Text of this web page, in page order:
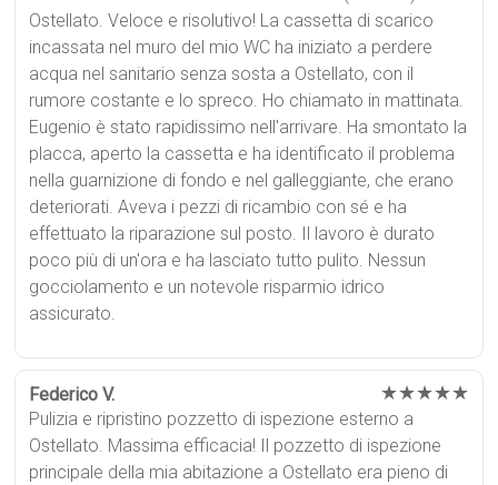
Ostellato. Veloce e risolutivo! La cassetta di scarico
incassata nel muro del mio WC ha iniziato a perdere
acqua nel sanitario senza sosta a Ostellato, con il
rumore costante e lo spreco. Ho chiamato in mattinata.
Eugenio è stato rapidissimo nell'arrivare. Ha smontato la
placca, aperto la cassetta e ha identificato il problema
nella guarnizione di fondo e nel galleggiante, che erano
deteriorati. Aveva i pezzi di ricambio con sé e ha
effettuato la riparazione sul posto. Il lavoro è durato
poco più di un'ora e ha lasciato tutto pulito. Nessun
gocciolamento e un notevole risparmio idrico
assicurato.
Federico V. ★★★★★
Pulizia e ripristino pozzetto di ispezione esterno a
Ostellato. Massima efficacia! Il pozzetto di ispezione
principale della mia abitazione a Ostellato era pieno di